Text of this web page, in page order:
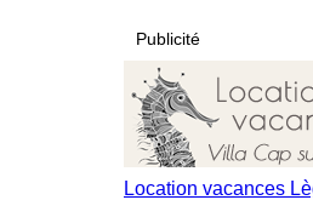
Publicité